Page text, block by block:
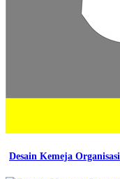
Desain Kemeja Organisasi